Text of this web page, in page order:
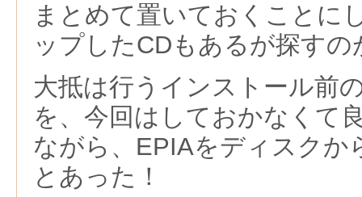
まとめて置いておくことに
ップしたCDもあるが探す
大抵は行うインストール前
を、今回はしておかなくて
ながら、EPIAをディスクか
とあった！